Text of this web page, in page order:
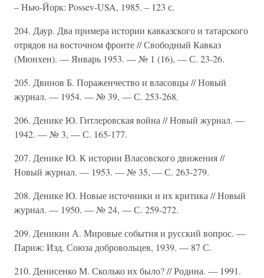
– Нью-Йорк: Possev-USA, 1985. – 123 с.
204. Даур. Два примера истории кавказского и татарского
отрядов на восточном фронте // Свободный Кавказ
(Мюнхен). — Январь 1953. — № 1 (16), — С. 23-26.
205. Двинов Б. Пораженчество и власовцы // Новый
журнал. — 1954. — № 39, — С. 253-268.
206. Денике Ю. Гитлеровская война // Новый журнал. —
1942. — № 3, — С. 165-177.
207. Денике Ю. К истории Власовского движения //
Новый журнал. — 1953. — № 35, — С. 263-279.
208. Денике Ю. Новые источники и их критика // Новый
журнал. — 1950. — № 24, — С. 259-272.
209. Деникин А. Мировые события и русский вопрос. —
Париж: Изд. Союза добровольцев, 1939. — 87 С.
210. Денисенко М. Сколько их было? // Родина. — 1991.